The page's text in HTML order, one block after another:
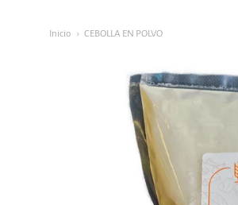
Menú
principal
Inicio CEBOLLA EN POLVO